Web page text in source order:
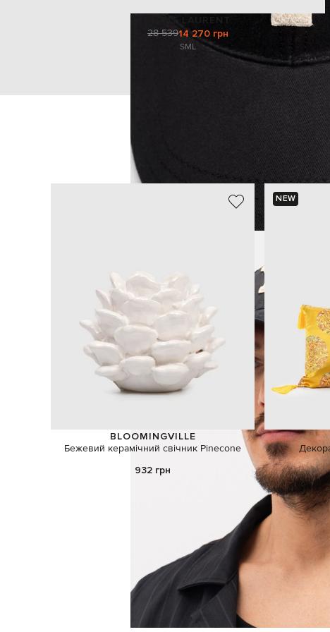
28 53914 270 грн
SML
BLOOMINGVILLE
Бежевий керамічний свічник Pinecone
932 грн
NEW